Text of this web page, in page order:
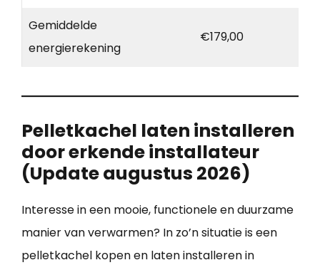
Gemiddelde
energierekening
€179,00
Pelletkachel laten installeren
door erkende installateur
(Update augustus 2026)
Interesse in een mooie, functionele en duurzame
manier van verwarmen? In zo’n situatie is een
pelletkachel kopen en laten installeren in